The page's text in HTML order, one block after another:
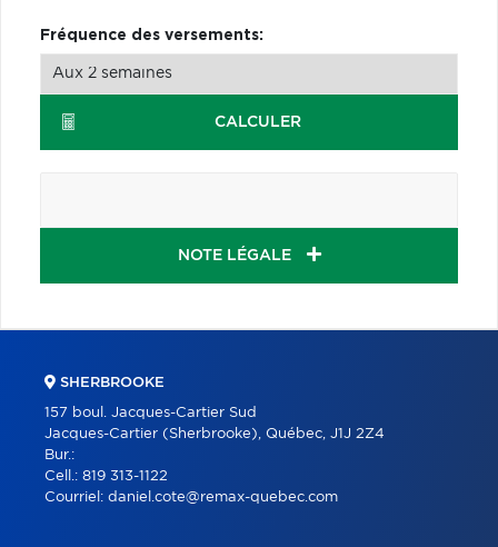
Fréquence des versements:
CALCULER
NOTE LÉGALE
SHERBROOKE
157 boul. Jacques-Cartier Sud
Jacques-Cartier (Sherbrooke), Québec, J1J 2Z4
Bur.:
Cell.: 819 313-1122
Courriel: daniel.cote@remax-quebec.com